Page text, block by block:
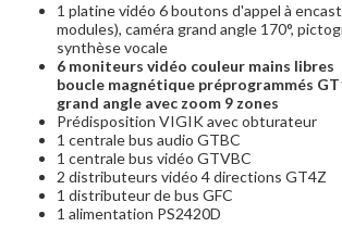
1 platine vidéo 6 boutons d'appel à
modules), caméra grand angle 170°,
synthèse vocale
6 moniteurs vidéo couleur mains libres
boucle magnétique préprogrammés
grand angle avec zoom 9 zones
Prédisposition VIGIK avec obturateur
1 centrale bus audio GTBC
1 centrale bus vidéo GTVBC
2 distributeurs vidéo 4 directions GT4Z
1 distributeur de bus GFC
1 alimentation PS2420D